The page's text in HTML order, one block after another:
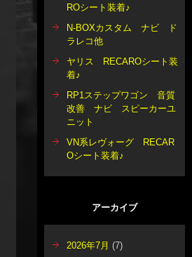
ROシート装着♪
N-BOXカスタム ナビ ド
ラレコ他
ヤリス RECAROシート装
着♪
RP1ステップワゴン 音質
改善 ナビ スピーカーユ
ニット
VN系レヴォーグ RECAR
Oシート装着♪
アーカイブ
2026年7月 (7)